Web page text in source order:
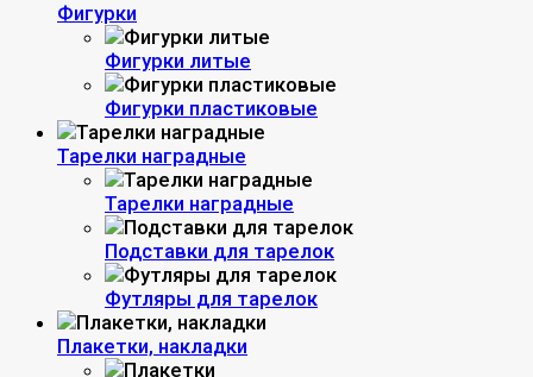
Фигурки
Фигурки литые
Фигурки пластиковые
Тарелки наградные
Тарелки наградные
Подставки для тарелок
Футляры для тарелок
Плакетки, накладки